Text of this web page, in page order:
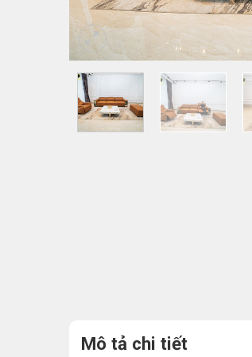
Mô tả chi tiết